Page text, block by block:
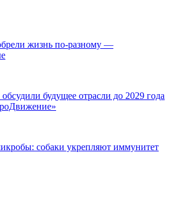
жизнь по-разному —
будущее отрасли до 2029 года
собаки укрепляют иммунитет